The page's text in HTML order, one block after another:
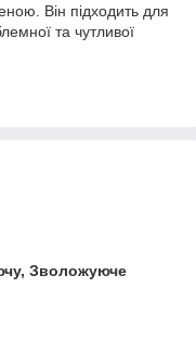
Він підходить для
та чутливої
Зволожуюче